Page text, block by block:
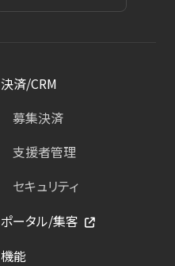
決済/CRM
募集決済
支援者管理
セキュリティ
ポータル/集客
機能